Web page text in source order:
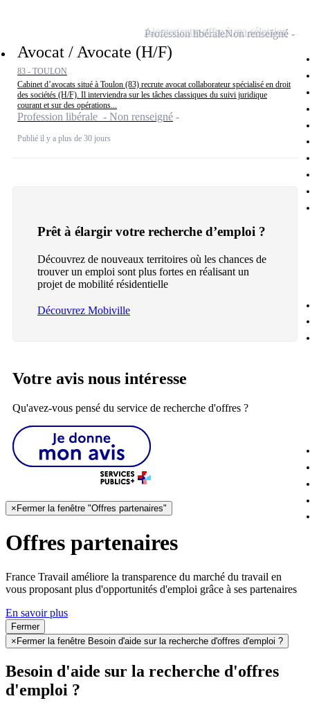
Avocat / Avocate (H/F)
83 - TOULON
Cabinet d’avocats situé à Toulon (83) recrute avocat collaborateur spécialisé en droit
des sociétés (H/F). Il interviendra sur les tâches classiques du suivi juridique
courant et sur des opérations...
Profession libérale - Non renseigné
Publié il y a plus de 30 jours
Profession libéraleNon renseigné
Ajouter cette offre à ma sélection
Prêt à élargir votre recherche d’emploi ?
Découvrez de nouveaux territoires où les chances de
trouver un emploi sont plus fortes en réalisant un
projet de mobilité résidentielle
Découvrez Mobiville
Votre avis nous intéresse
Qu'avez-vous pensé du service de recherche d'offres ?
× Fermer la fenêtre "Offres partenaires"
Offres partenaires
France Travail améliore la transparence du marché du travail en
vous proposant plus d'opportunités d'emploi grâce à ses partenaires
En savoir plus
Fermer
× Fermer la fenêtre Besoin d'aide sur la recherche d'offres d'emploi ?
Besoin d'aide sur la recherche d'offres
d'emploi ?